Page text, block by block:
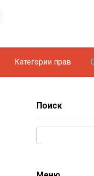
Категории прав
Поиск